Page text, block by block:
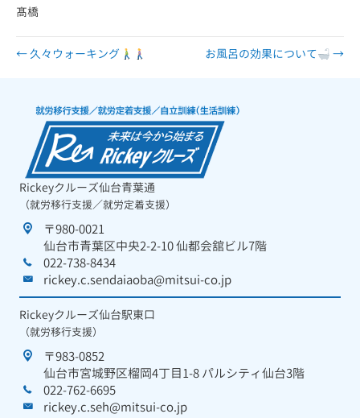
髙橋
← 久々ウォーキング お風呂の効果について →
Rickeyクルーズ仙台青葉通
（就労移行支援／就労定着支援）
〒980-0021
仙台市青葉区中央2-2-10 仙都会舘ビル7階
022-738-8434
rickey.c.sendaiaoba@mitsui-co.jp
Rickeyクルーズ仙台駅東口
（就労移行支援）
〒983-0852
仙台市宮城野区榴岡4丁目1-8 パルシティ仙台3階
022-762-6695
rickey.c.seh@mitsui-co.jp